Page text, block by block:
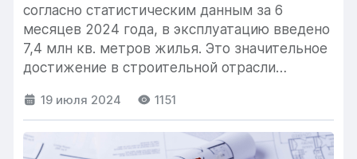
согласно статистическим данным за 6
месяцев 2024 года, в эксплуатацию введено
7,4 млн кв. метров жилья. Это значительное
достижение в строительной отрасли
19 июля 2024 1151